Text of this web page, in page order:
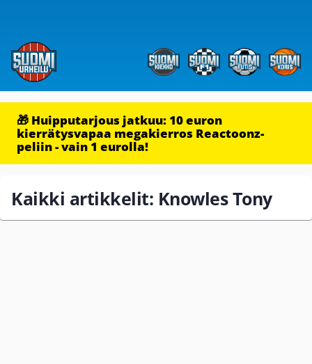
🎁 Huipputarjous jatkuu: 10 euron
kierrätysvapaa megakierros Reactoonz-
peliin - vain 1 eurolla!
Kaikki artikkelit: Knowles Tony